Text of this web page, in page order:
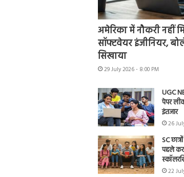
अमेरिका में नौकरी नहीं
सॉफ्टवेयर इंजीनियर,
सिखाया
29 July 2026 - 8:00 PM
UGC
पेपर
इंतजार
26
SC
पहले
22